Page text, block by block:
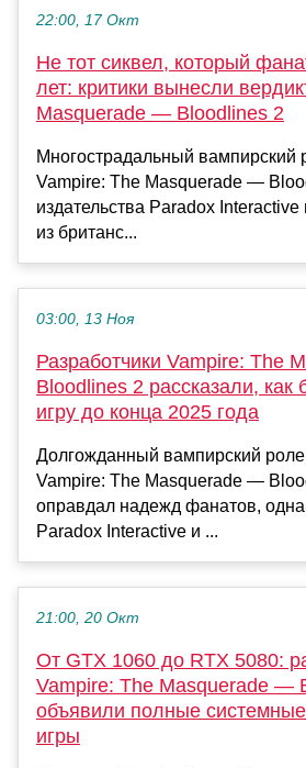
22:00, 17 Окт
Не тот сиквел, который
лет: критики вынесли
Masquerade — Bloodlines 2
Многострадальный вампирский
Vampire: The Masquerade —
издательства Paradox Interactive
из британс...
03:00, 13 Ноя
Разработчики Vampire: The
Bloodlines 2 рассказали, как
игру до конца 2025 года
Долгожданный вампирский
Vampire: The Masquerade —
оправдал надежд фанатов,
Paradox Interactive и ...
21:00, 20 Окт
От GTX 1060 до RTX 5080:
Vampire: The Masquerade —
объявили полные
игры